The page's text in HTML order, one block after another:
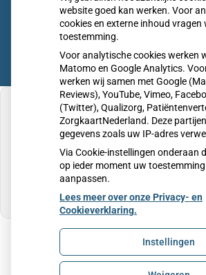
U heeft geen toestemming
externe inhoud die nodig is om
Cookie-instellingen
Uw Zorg Online
website goed kan werken. Voor
cookies en externe inhoud vragen
toestemming.
Voor analytische cookies werken
Matomo en Google Analytics.
werken wij samen met Google
Reviews), YouTube, Vimeo,
(Twitter), Qualizorg,
ZorgkaartNederland. Deze
gegevens zoals uw IP-adres
Via Cookie-instellingen onderaan
op ieder moment uw
aanpassen.
Lees meer over onze Privacy- en
Cookieverklaring.
Instellingen